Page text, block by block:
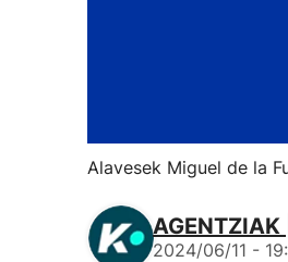
Alavesek Miguel de la
AGENTZIAK
2024/06/11 -